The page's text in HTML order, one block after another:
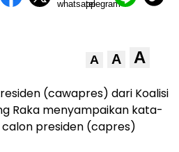
A A A
(cawapres) dari Koalisi
Raka menyampaikan kata-
presiden (capres)